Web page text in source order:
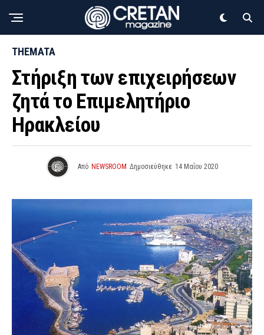
THEMATA
Στήριξη των επιχειρήσεων
ζητά το Επιμελητήριο
Ηρακλείου
Από NEWSROOM Δημοσιεύθηκε 14 Μαΐου 2020